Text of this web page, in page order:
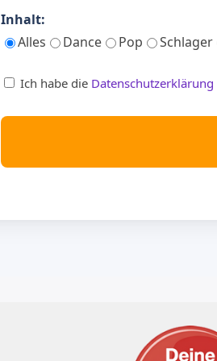
Inhalt:
Alles
Dance Pop Schlager
Ich habe die Datenschutzerklärung